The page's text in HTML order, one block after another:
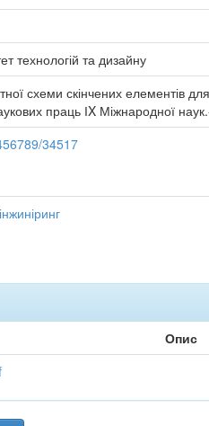
технологій та дизайну
схеми скінчених елементів
наукових праць ІX Міжнародної
34517
Опис